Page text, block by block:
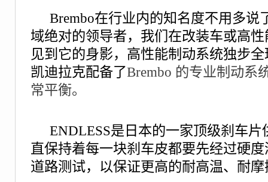
Brembo在行业内的知名度不用多说
域绝对的领导者，我们在改装车或高
见到它的身影，高性能制动系统独步
凯迪拉克配备了Brembo 的专业制动系
常平衡。
ENDLESS是日本的一家顶级刹车片
直保持着每一块刹车皮都要先经过硬
道路测试，以保证更高的耐高温、耐